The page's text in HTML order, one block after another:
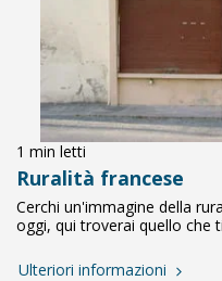
1 min letti
Ruralità francese
Cerchi un'immagine della
oggi, qui troverai quello che
Ulteriori informazioni